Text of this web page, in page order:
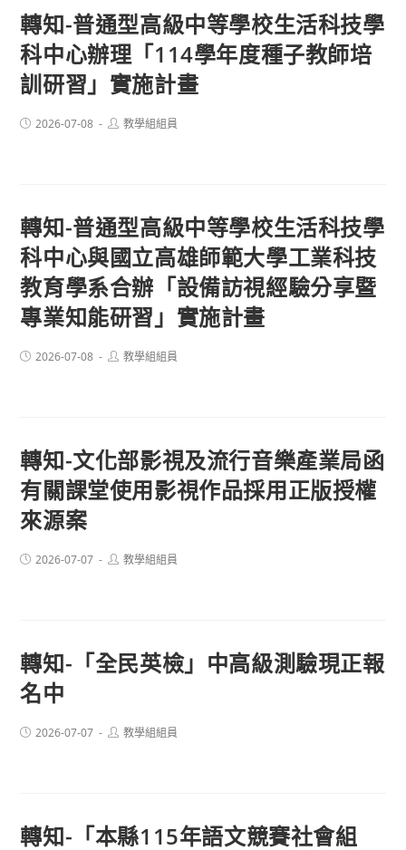
轉知-普通型高級中等學校生活科技學
科中心辦理「114學年度種子教師培
訓研習」實施計畫
Post2026-07-08
Post教學組組員
轉知-普通型高級中等學校生活科技學
科中心與國立高雄師範大學工業科技
教育學系合辦「設備訪視經驗分享暨
專業知能研習」實施計畫
Post2026-07-08
Post教學組組員
轉知-文化部影視及流行音樂產業局函
有關課堂使用影視作品採用正版授權
來源案
Post2026-07-07
Post教學組組員
轉知-「全民英檢」中高級測驗現正報
名中
Post2026-07-07
Post教學組組員
轉知-「本縣115年語文競賽社會組